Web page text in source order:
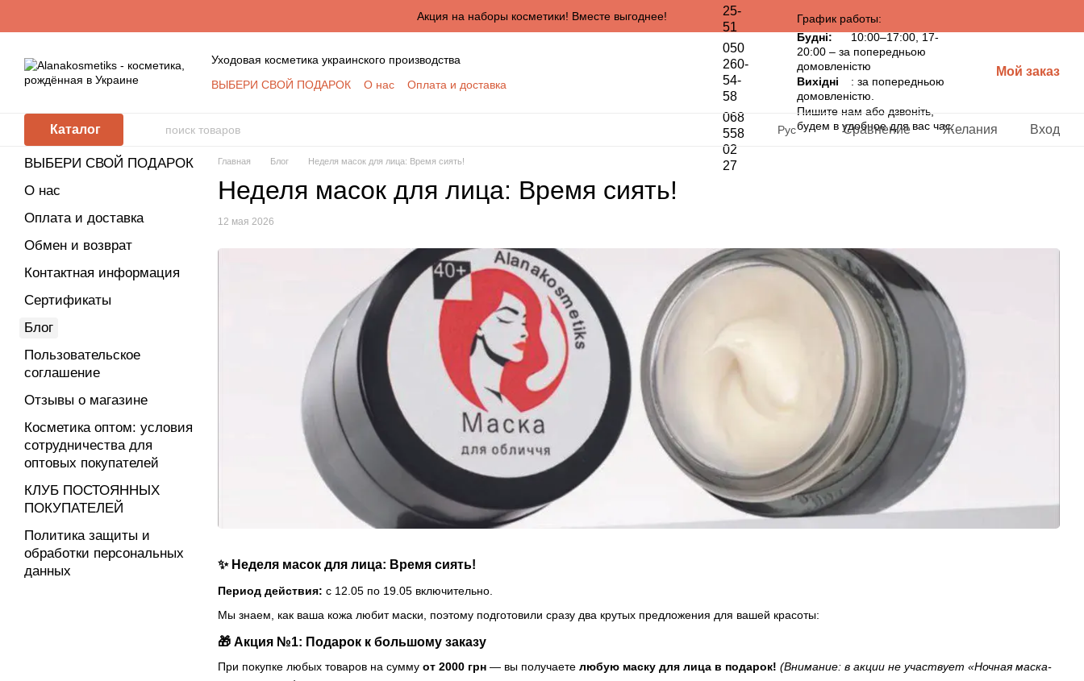
Акция на наборы косметики! Вместе выгоднее!
Уходовая косметика украинского производства
ВЫБЕРИ СВОЙ ПОДАРОК
О нас
Оплата и доставка
Косметика оптом: условия сотрудничества для оптовых покупателей
Политика защиты и обработки персональных данных
25-
51
050
260-
54-
58
068
558
02
27
График работы:
Будні:
10:00–17:00, 17-
20:00 – за попередньою
домовленістю
Вихідні
: за попередньою
домовленістю.
Пишите нам або дзвоніть,
будем в удобное для вас час.
Мой заказ
Каталог Рус Сравнение Желания Вход
Главная Блог Неделя масок для лица: Время сиять!
Неделя масок для лица: Время сиять!
12 мая 2026
✨ Неделя масок для лица: Время сиять!
Период действия: с 12.05 по 19.05 включительно.
Мы знаем, как ваша кожа любит маски, поэтому подготовили сразу два крутых предложения для вашей красоты:
🎁 Акция №1: Подарок к большому заказу
При покупке любых товаров на сумму от 2000 грн — вы получаете любую маску для лица в подарок! (Внимание: в акции не участвует «Ночная маска-
ВЫБЕРИ СВОЙ ПОДАРОК
О нас
Оплата и доставка
Обмен и возврат
Контактная информация
Сертификаты
Блог
Пользовательское
соглашение
Отзывы о магазине
Косметика оптом: условия
сотрудничества для
оптовых покупателей
КЛУБ ПОСТОЯННЫХ
ПОКУПАТЕЛЕЙ
Политика защиты и
обработки персональных
данных